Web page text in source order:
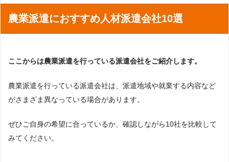
農業派遣におすすめ人材派遣会社10選
ここからは農業派遣を行っている派遣会社をご紹介します。
農業派遣を行っている派遣会社は、派遣地域や就業する内容など
がさまざま異なっている場合があります。
ぜひご自身の希望に合っているか、確認しながら10社を比較して
みてください。